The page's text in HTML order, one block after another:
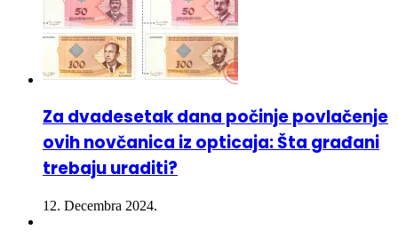
Za dvadesetak dana počinje povlačenje
ovih novčanica iz opticaja: Šta građani
trebaju uraditi?
12. Decembra 2024.